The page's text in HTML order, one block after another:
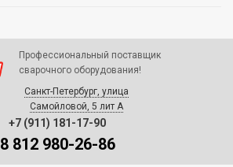
Профессиональный поставщик
сварочного оборудования!
Санкт-Петербург, улица
Самойловой, 5 лит А
+7 (911) 181-17-90
8 812 980-26-86